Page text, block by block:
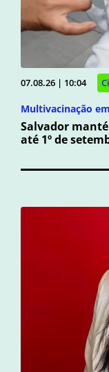
07.08.26 | 10:04
Multivacinação
Salvador
até 1º de